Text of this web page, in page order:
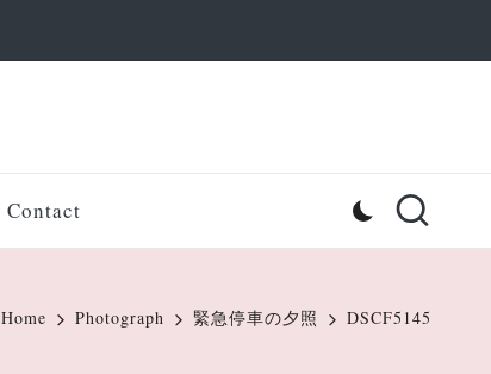
Contact
Home Photograph 緊急停車の夕照 DSCF5145